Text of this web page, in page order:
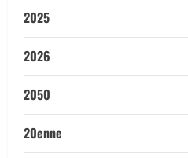
2025
2026
2050
20enne